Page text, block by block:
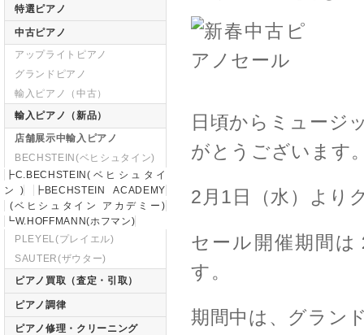
日頃からミュージ
がとうございます
2月1日（水）より
セール開催期間
す。
期間中は、グラン
特選ピアノ
中古ピアノ
アップライトピアノ
グランドピアノ
輸入ピアノ（中古）
輸入ピアノ（新品）
店舗展示中輸入ピアノ
BECHSTEIN(ベヒシュタイン)
┣C.BECHSTEIN(ベヒシュタイ
ン)
┣BECHSTEIN ACADEMY
(ベヒシュタイン アカデミー)
┗W.HOFFMANN(ホフマン)
PLEYEL(プレイエル)
SAUTER(ザウター)
ピアノ買取（査定・引取）
ピアノ調律
ピアノ修理・クリーニング